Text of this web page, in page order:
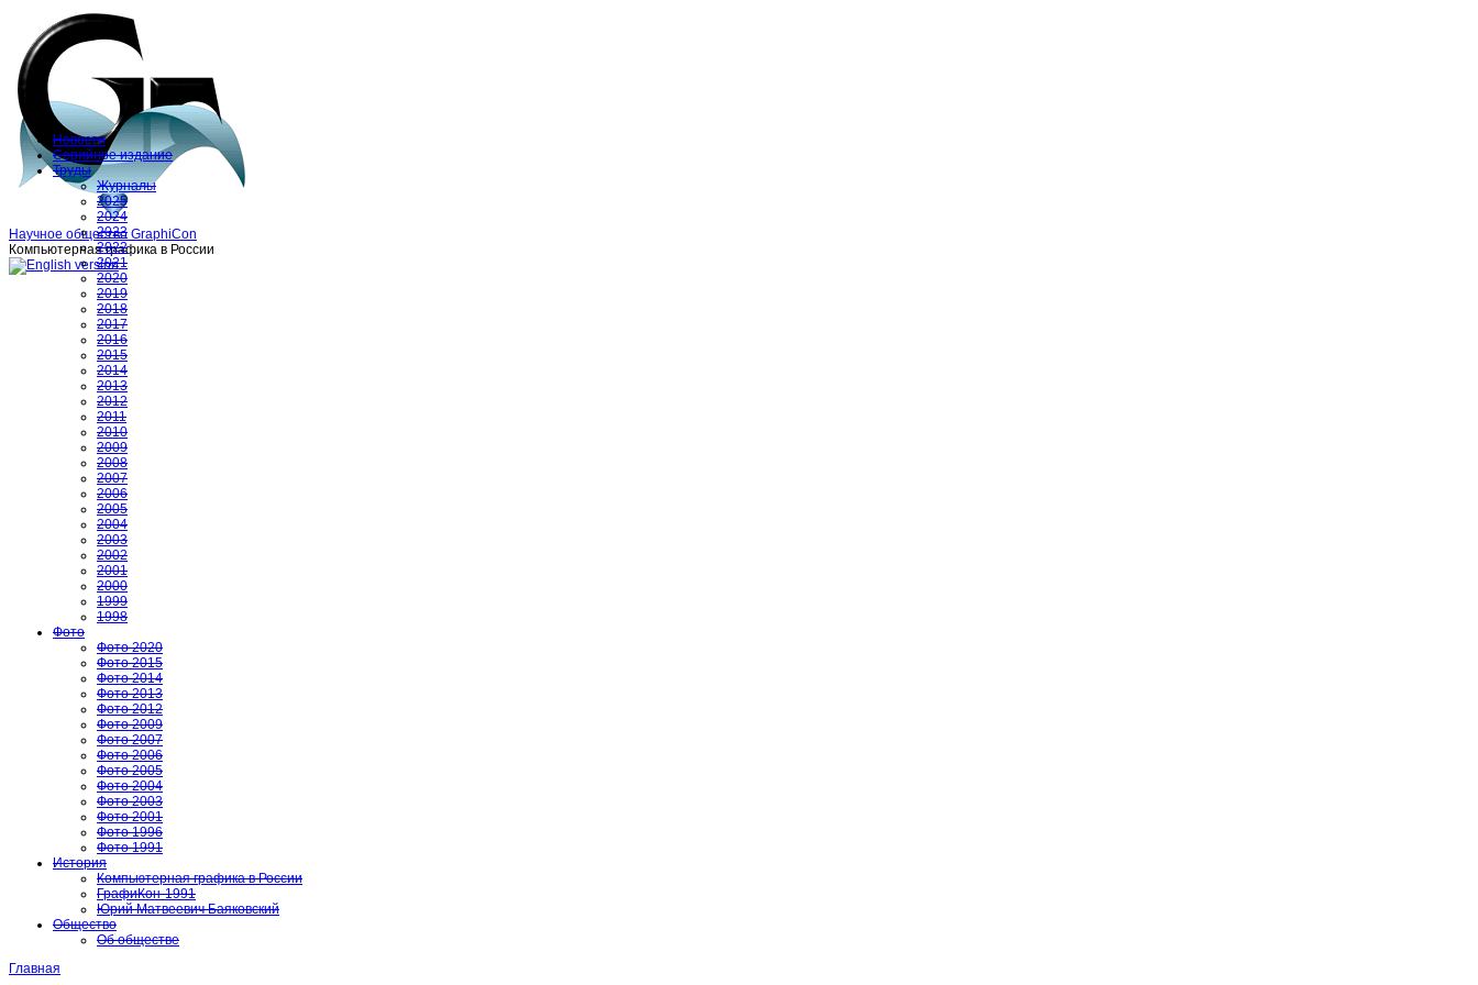
Научное общество GraphiCon
Компьютерная графика в России
Новости
Серийное издание
Труды
Журналы
2025
2024
2023
2022
2021
2020
2019
2018
2017
2016
2015
2014
2013
2012
2011
2010
2009
2008
2007
2006
2005
2004
2003
2002
2001
2000
1999
1998
Фото
Фото 2020
Фото 2015
Фото 2014
Фото 2013
Фото 2012
Фото 2009
Фото 2007
Фото 2006
Фото 2005
Фото 2004
Фото 2003
Фото 2001
Фото 1996
Фото 1991
История
Компьютерная графика в России
ГрафиКон-1991
Юрий Матвеевич Баяковский
Общество
Об обществе
Главная